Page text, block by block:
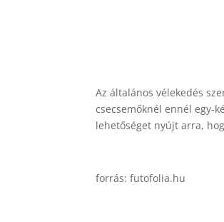
Az általános vélekedés
csecsemőknél ennél egy-
lehetőséget nyújt arra,
forrás: futofolia.hu